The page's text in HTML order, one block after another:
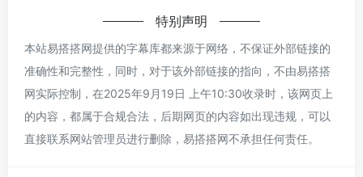
特别声明
本站易搭搭网提供的字幕库都来源于网络，不保证外部链接的
准确性和完整性，同时，对于该外部链接的指向，不由易搭搭
网实际控制，在2025年9月19日 上午10:30收录时，该网页上
的内容，都属于合规合法，后期网页的内容如出现违规，可以
直接联系网站管理员进行删除，易搭搭网不承担任何责任。